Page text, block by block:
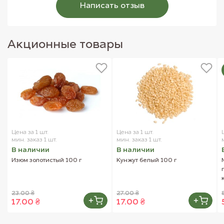
смешивать ингредиенты не следует долго, чтобы
продукты не были слишком измельчены. Иногда
соком лайма и солью. Все это – способы
Для удобства, вы можете заказать набор для
приготовления гуакамоле на нашем сайте FreshMart!
Внешний вид товара может отличаться от
изображений, представленных на сайте.
Написать отзыв
Акционные товары
Цена за 1 шт.
мин. заказ 1 шт.
В наличии
Изюм золотистый 100 г
23.00 ₴
17.00 ₴
Цена за 1 шт.
мин. заказ 1 шт.
В наличии
Кунжут белый 100 г
27.00 ₴
17.00 ₴